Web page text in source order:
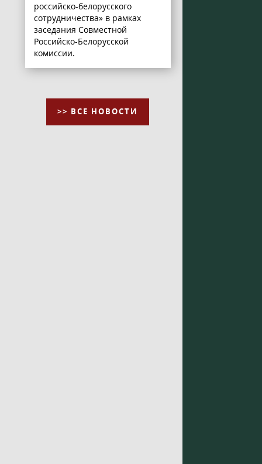
российско-белорусского
сотрудничества» в рамках
заседания Совместной
Российско-Белорусской
комиссии.
>> ВСЕ НОВОСТИ